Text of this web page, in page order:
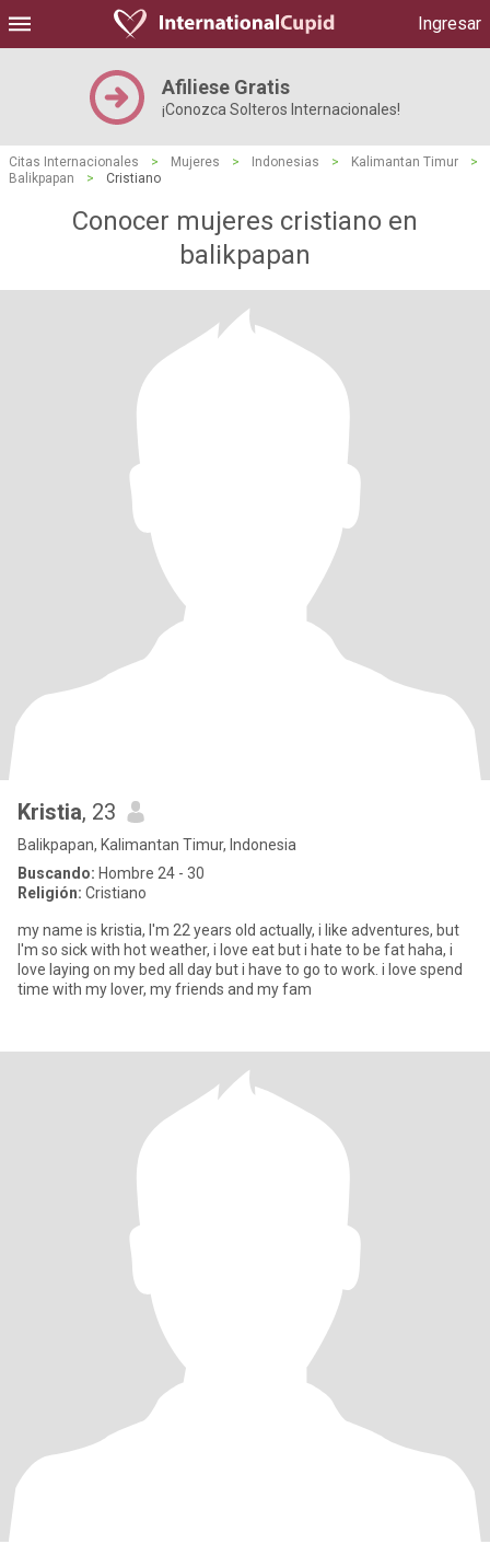
Ingresar
Afiliese Gratis
¡Conozca Solteros Internacionales!
Citas Internacionales > Mujeres > Indonesias > Kalimantan Timur
>
Balikpapan
> Cristiano
Conocer mujeres cristiano en
balikpapan
Kristia, 23
Balikpapan, Kalimantan Timur, Indonesia
Buscando: Hombre 24 - 30
Religión: Cristiano
my name is kristia, I'm 22 years old actually, i like adventures, but
I'm so sick with hot weather, i love eat but i hate to be fat haha, i
love laying on my bed all day but i have to go to work. i love spend
time with my lover, my friends and my fam